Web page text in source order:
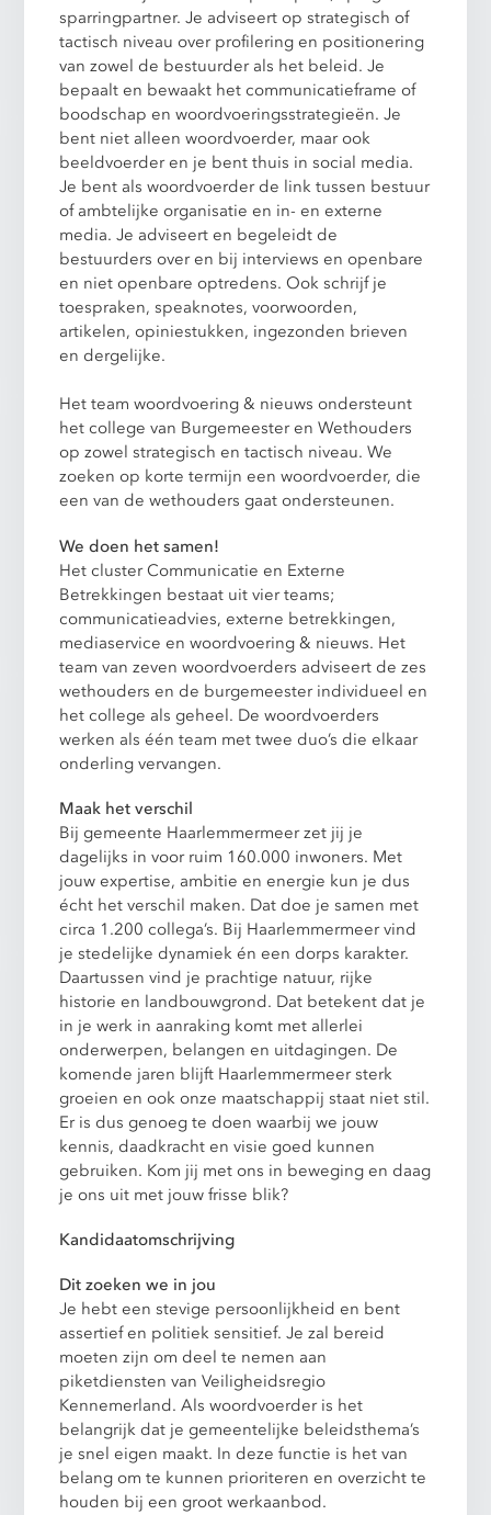
sparringpartner. Je adviseert op strategisch of
tactisch niveau over profilering en positionering
van zowel de bestuurder als het beleid. Je
bepaalt en bewaakt het communicatieframe of
boodschap en woordvoeringsstrategieën. Je
bent niet alleen woordvoerder, maar ook
beeldvoerder en je bent thuis in social media.
Je bent als woordvoerder de link tussen bestuur
of ambtelijke organisatie en in- en externe
media. Je adviseert en begeleidt de
bestuurders over en bij interviews en openbare
en niet openbare optredens. Ook schrijf je
toespraken, speaknotes, voorwoorden,
artikelen, opiniestukken, ingezonden brieven
en dergelijke.
Het team woordvoering & nieuws ondersteunt
het college van Burgemeester en Wethouders
op zowel strategisch en tactisch niveau. We
zoeken op korte termijn een woordvoerder, die
een van de wethouders gaat ondersteunen.
We doen het samen!
Het cluster Communicatie en Externe
Betrekkingen bestaat uit vier teams;
communicatieadvies, externe betrekkingen,
mediaservice en woordvoering & nieuws. Het
team van zeven woordvoerders adviseert de zes
wethouders en de burgemeester individueel en
het college als geheel. De woordvoerders
werken als één team met twee duo’s die elkaar
onderling vervangen.
Maak het verschil
Bij gemeente Haarlemmermeer zet jij je
dagelijks in voor ruim 160.000 inwoners. Met
jouw expertise, ambitie en energie kun je dus
écht het verschil maken. Dat doe je samen met
circa 1.200 collega’s. Bij Haarlemmermeer vind
je stedelijke dynamiek én een dorps karakter.
Daartussen vind je prachtige natuur, rijke
historie en landbouwgrond. Dat betekent dat je
in je werk in aanraking komt met allerlei
onderwerpen, belangen en uitdagingen. De
komende jaren blijft Haarlemmermeer sterk
groeien en ook onze maatschappij staat niet stil.
Er is dus genoeg te doen waarbij we jouw
kennis, daadkracht en visie goed kunnen
gebruiken. Kom jij met ons in beweging en daag
je ons uit met jouw frisse blik?
Kandidaatomschrijving
Dit zoeken we in jou
Je hebt een stevige persoonlijkheid en bent
assertief en politiek sensitief. Je zal bereid
moeten zijn om deel te nemen aan
piketdiensten van Veiligheidsregio
Kennemerland. Als woordvoerder is het
belangrijk dat je gemeentelijke beleidsthema’s
je snel eigen maakt. In deze functie is het van
belang om te kunnen prioriteren en overzicht te
houden bij een groot werkaanbod.